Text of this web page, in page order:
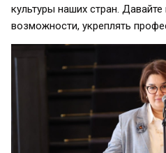
культуры наших стран.
возможности, укреплять